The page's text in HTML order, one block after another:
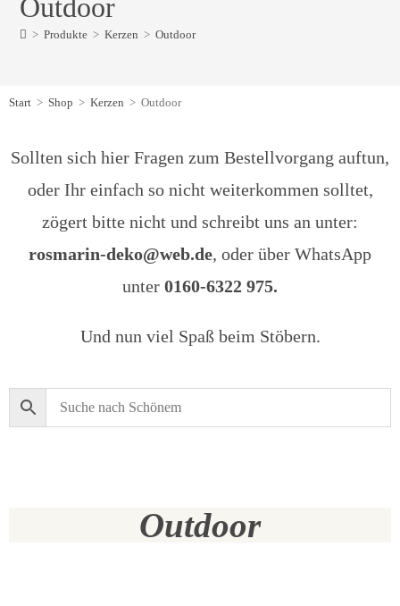
Outdoor
> Produkte > Kerzen > Outdoor
Start > Shop > Kerzen > Outdoor
Sollten sich hier Fragen zum Bestellvorgang auftun,
oder Ihr einfach so nicht weiterkommen solltet,
zögert bitte nicht und schreibt uns an unter:
rosmarin-deko@web.de, oder über WhatsApp
unter 0160-6322 975.
Und nun viel Spaß beim Stöbern.
Outdoor